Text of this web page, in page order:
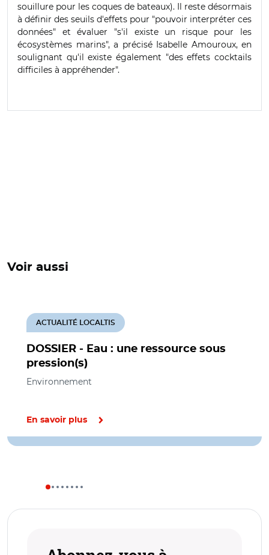
souillure pour les coques de bateaux). Il reste désormais
à définir des seuils d'effets pour "pouvoir interpréter ces
données" et évaluer "s'il existe un risque pour les
écosystèmes marins", a précisé Isabelle Amouroux, en
soulignant qu'il existe également "des effets cocktails
difficiles à appréhender".
Voir aussi
DOSSIER - Eau : une ressource sous
pression(s)
ACTUALITÉ LOCALTIS
Environnement
En savoir plus